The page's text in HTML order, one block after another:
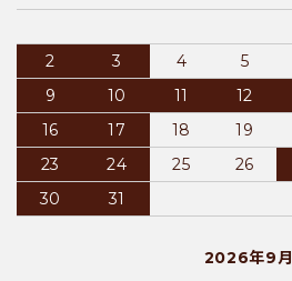
2
3 4 5
9
10 11 12
16
17 18 19
23
24 25 26
30
31
2026年9月